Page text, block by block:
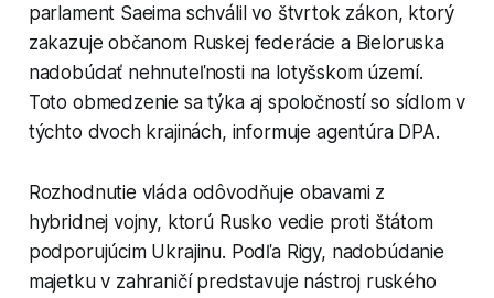
parlament Saeima schválil vo štvrtok zákon, ktorý
zakazuje občanom Ruskej federácie a Bieloruska
nadobúdať nehnuteľnosti na lotyšskom území.
Toto obmedzenie sa týka aj spoločností so sídlom v
týchto dvoch krajinách, informuje agentúra DPA.
Rozhodnutie vláda odôvodňuje obavami z
hybridnej vojny, ktorú Rusko vedie proti štátom
podporujúcim Ukrajinu. Podľa Rigy, nadobúdanie
majetku v zahraničí predstavuje nástroj ruského